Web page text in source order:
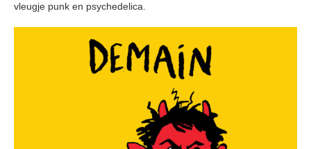
vleugje punk en psychedelica.